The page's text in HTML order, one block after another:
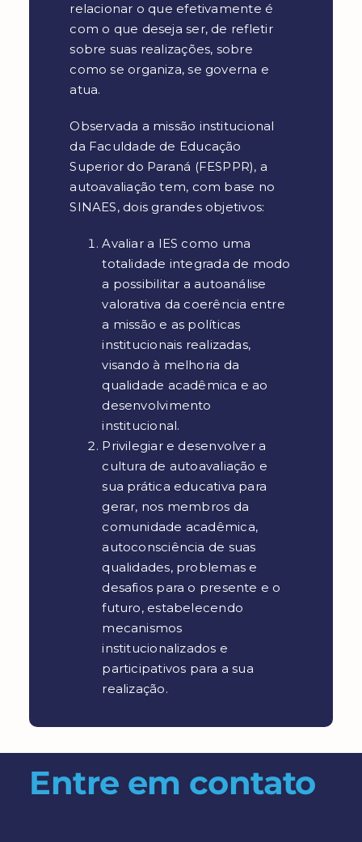
relacionar o que efetivamente é
com o que deseja ser, de refletir
sobre suas realizações, sobre
como se organiza, se governa e
atua.
Observada a missão institucional
da Faculdade de Educação
Superior do Paraná (FESPPR), a
autoavaliação tem, com base no
SINAES, dois grandes objetivos:
Avaliar a IES como uma
totalidade integrada de modo
a possibilitar a autoanálise
valorativa da coerência entre
a missão e as políticas
institucionais realizadas,
visando à melhoria da
qualidade acadêmica e ao
desenvolvimento
institucional.
Privilegiar e desenvolver a
cultura de autoavaliação e
sua prática educativa para
gerar, nos membros da
comunidade acadêmica,
autoconsciência de suas
qualidades, problemas e
desafios para o presente e o
futuro, estabelecendo
mecanismos
institucionalizados e
participativos para a sua
realização.
Entre em contato